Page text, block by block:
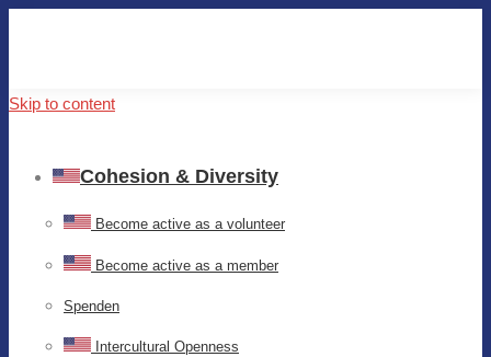
Skip to content
Cohesion & Diversity
Become active as a volunteer
Become active as a member
Spenden
Intercultural Openness